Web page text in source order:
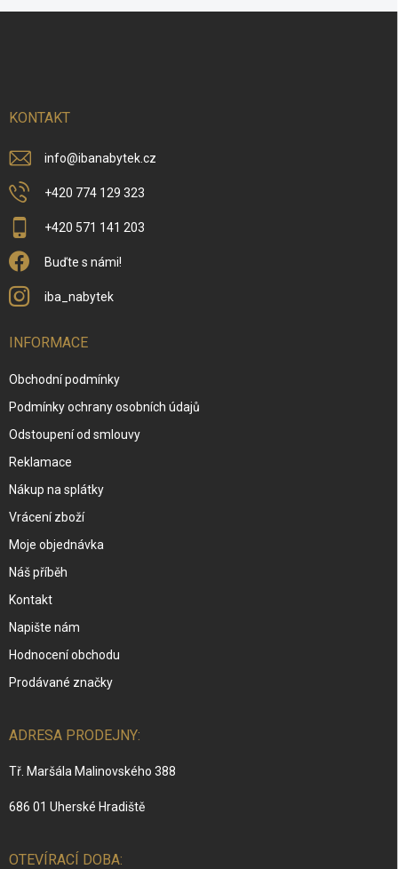
KONTAKT
info@ibanabytek.cz
+420 774 129 323
+420 571 141 203
Buďte s námi!
iba_nabytek
INFORMACE
Obchodní podmínky
Podmínky ochrany osobních údajů
Odstoupení od smlouvy
Reklamace
Nákup na splátky
Vrácení zboží
Moje objednávka
Náš příběh
Kontakt
Napište nám
Hodnocení obchodu
Prodávané značky
ADRESA PRODEJNY:
Tř. Maršála Malinovského 388
686 01 Uherské Hradiště
OTEVÍRACÍ DOBA: